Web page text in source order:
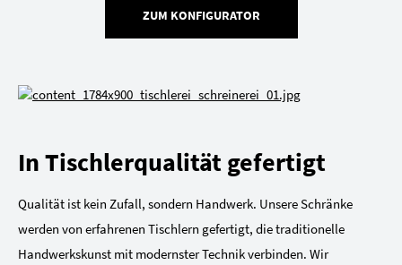
ZUM KONFIGURATOR
In Tischlerqualität gefertigt
Qualität ist kein Zufall, sondern Handwerk. Unsere Schränke
werden von erfahrenen Tischlern gefertigt, die traditionelle
Handwerkskunst mit modernster Technik verbinden. Wir